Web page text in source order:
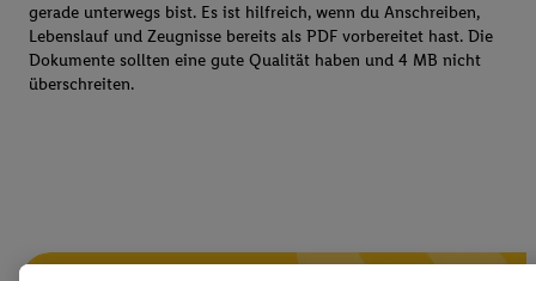
gerade unterwegs bist. Es ist hilfreich, wenn du Anschreiben,
Lebenslauf und Zeugnisse bereits als PDF vorbereitet hast. Die
Dokumente sollten eine gute Qualität haben und 4 MB nicht
überschreiten.